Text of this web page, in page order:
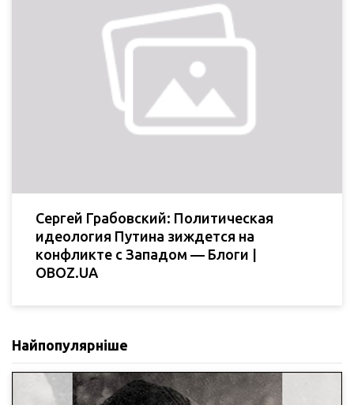
Сергей Грабовский: Политическая
идеология Путина зиждется на
конфликте с Западом — Блоги |
OBOZ.UA
Найпопулярніше